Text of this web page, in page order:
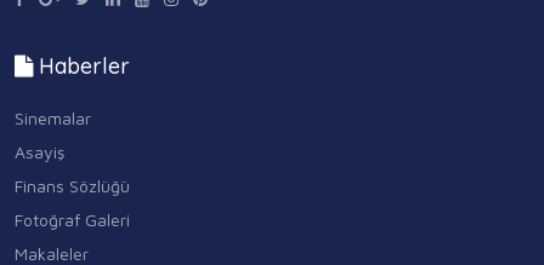
Haberler
Sinemalar
Asayiş
Finans Sözlüğü
Fotoğraf Galeri
Makaleler